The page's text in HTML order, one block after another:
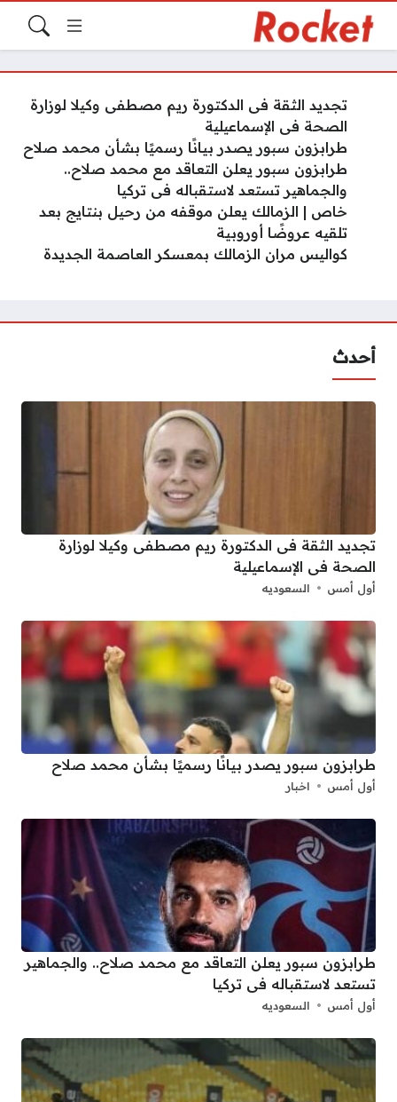
تجديد الثقة فى الدكتورة ريم مصطفى وكيلا لوزارة
الصحة فى الإسماعيلية
طرابزون سبور يصدر بيانًا رسميًا بشأن محمد صلاح
طرابزون سبور يعلن التعاقد مع محمد صلاح..
والجماهير تستعد لاستقباله فى تركيا
خاص | الزمالك يعلن موقفه من رحيل بنتايج بعد
تلقيه عروضًا أوروبية
كواليس مران الزمالك بمعسكر العاصمة الجديدة
أحدث
تجديد الثقة فى الدكتورة ريم مصطفى وكيلا لوزارة
الصحة فى الإسماعيلية
أول أمس السعوديه
طرابزون سبور يصدر بيانًا رسميًا بشأن محمد صلاح
أول أمس اخبار
طرابزون سبور يعلن التعاقد مع محمد صلاح.. والجماهير
تستعد لاستقباله فى تركيا
أول أمس السعوديه